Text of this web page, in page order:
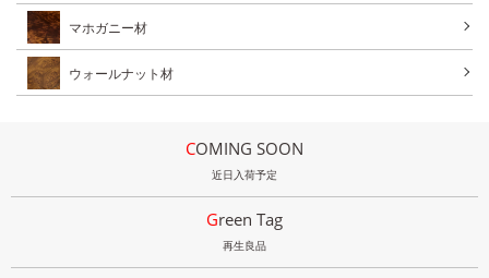
マホガニー材
ウォールナット材
COMING SOON
近日入荷予定
Green Tag
再生良品